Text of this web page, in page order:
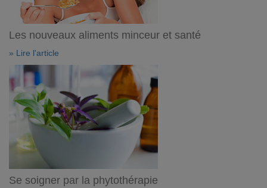
Les nouveaux aliments minceur et santé
» Lire l'article
Se soigner par la phytothérapie